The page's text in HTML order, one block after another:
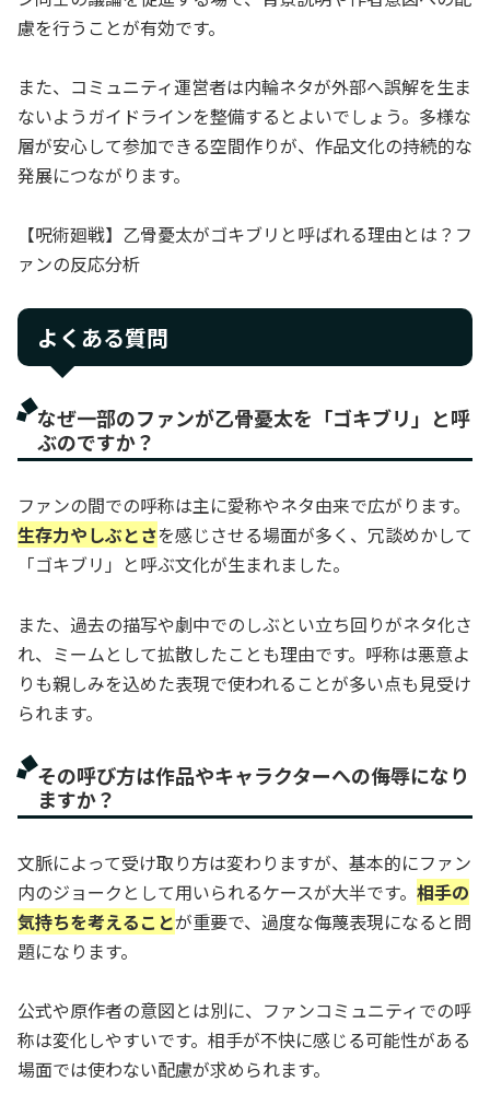
慮を行うことが有効です。
また、コミュニティ運営者は内輪ネタが外部へ誤解を生ま
ないようガイドラインを整備するとよいでしょう。多様な
層が安心して参加できる空間作りが、作品文化の持続的な
発展につながります。
【呪術廻戦】乙骨憂太がゴキブリと呼ばれる理由とは？フ
ァンの反応分析
よくある質問
なぜ一部のファンが乙骨憂太を「ゴキブリ」と呼
ぶのですか？
ファンの間での呼称は主に愛称やネタ由来で広がります。
生存力やしぶとさを感じさせる場面が多く、冗談めかして
「ゴキブリ」と呼ぶ文化が生まれました。
また、過去の描写や劇中でのしぶとい立ち回りがネタ化さ
れ、ミームとして拡散したことも理由です。呼称は悪意よ
りも親しみを込めた表現で使われることが多い点も見受け
られます。
その呼び方は作品やキャラクターへの侮辱になり
ますか？
文脈によって受け取り方は変わりますが、基本的にファン
内のジョークとして用いられるケースが大半です。 相手の
気持ちを考えることが重要で、過度な侮蔑表現になると問
題になります。
公式や原作者の意図とは別に、ファンコミュニティでの呼
称は変化しやすいです。相手が不快に感じる可能性がある
場面では使わない配慮が求められます。